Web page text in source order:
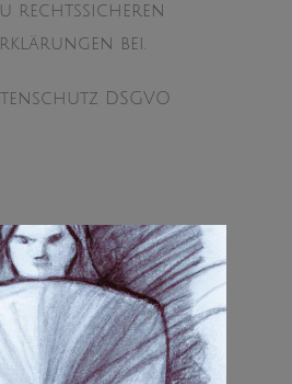
rechtssicheren
bei.
DSGVO